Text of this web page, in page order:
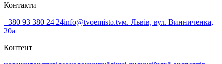
Контакти
+380 93 380 24 24info@tvoemisto.tvм. Львів, вул. Винниченка,
20а
Контент